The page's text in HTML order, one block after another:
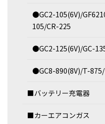
●GC2-105(6V)/
105/CR-225
●GC2-125(6V)/GC-
●GC8-890(8V)/T-
■バッテリー充電器
■カーエアコンガス